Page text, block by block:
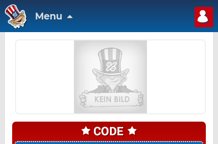
Menu